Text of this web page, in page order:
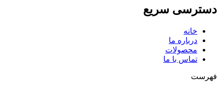
دسترسی سریع
خانه
درباره ما
محصولات
تماس با ما
فهرست